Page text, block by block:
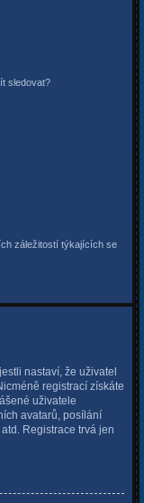
sledovat?
záležitostí týkajících se
nastaví, že uživatel
registrací získáte
uživatele
avatarů, posílání
Registrace trvá jen